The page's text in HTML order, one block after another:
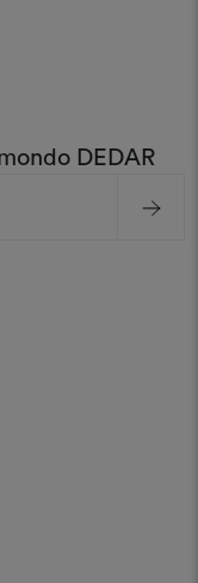
DEDAR